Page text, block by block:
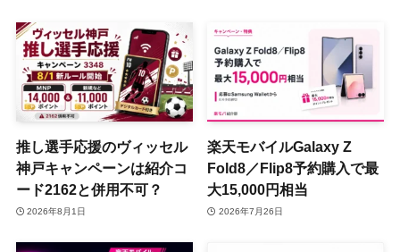
推し選手応援のヴィッセル
神戸キャンペーンは紹介コ
ード2162と併用不可？
2026年8月1日
楽天モバイルGalaxy Z
Fold8／Flip8予約購入で最
大15,000円相当
2026年7月26日